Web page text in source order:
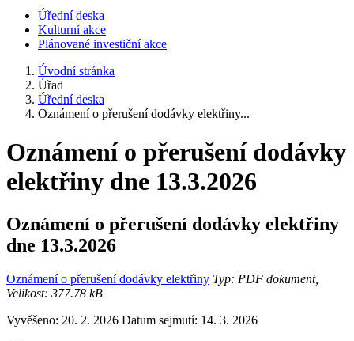
Úřední deska
Kulturní akce
Plánované investiční akce
Úvodní stránka
Úřad
Úřední deska
Oznámení o přerušení dodávky elektřiny...
Oznámení o přerušení dodávky
elektřiny dne 13.3.2026
Oznámení o přerušení dodávky elektřiny
dne 13.3.2026
Oznámení o přerušení dodávky elektřiny Typ: PDF dokument,
Velikost: 377.78 kB
Vyvěšeno: 20. 2. 2026 Datum sejmutí: 14. 3. 2026